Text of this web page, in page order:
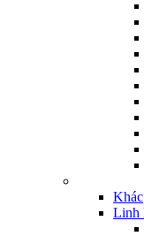
Khác
Linh